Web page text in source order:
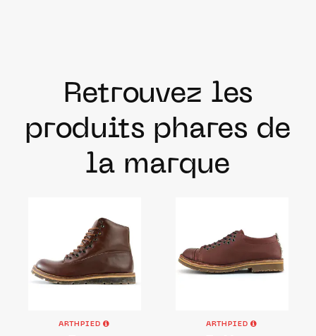
Retrouvez les
produits phares de
la marque
ARTHPIED ARTHPIED